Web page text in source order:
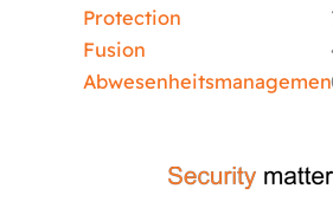
Protection
Fusion